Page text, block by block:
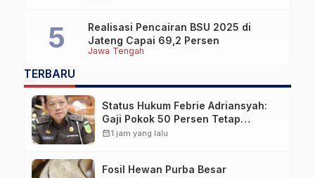
Jawa Tengah
Realisasi Pencairan BSU 2025 di
Jateng Capai 69,2 Persen
TERBARU
Status Hukum Febrie Adriansyah:
Gaji Pokok 50 Persen Tetap
Mengalir, Tunjangan Disetop
calendar_month1 jam yang lalu
Fosil Hewan Purba Besar